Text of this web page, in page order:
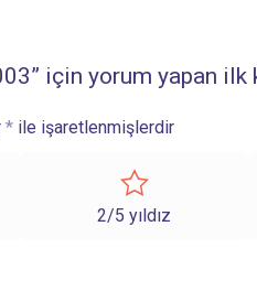
için yorum yapan
* ile işaretlenmişlerdir
2/5 yıldız